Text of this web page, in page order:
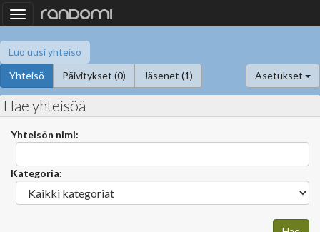
Toggle
navigation
Luo uusi yhteisö
Yhteisö
Päivitykset (0) Jäsenet (1) Asetukset
Hae yhteisöä
Yhteisön nimi:
Kategoria: